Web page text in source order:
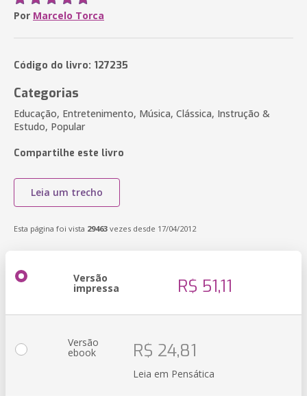
Por Marcelo Torca
Código do livro: 127235
Categorias
Educação, Entretenimento, Música, Clássica, Instrução &
Estudo, Popular
Compartilhe este livro
Leia um trecho
Esta página foi vista 29463 vezes desde 17/04/2012
Versão
impressa R$ 51,11
Versão
ebook R$ 24,81
Leia em Pensática